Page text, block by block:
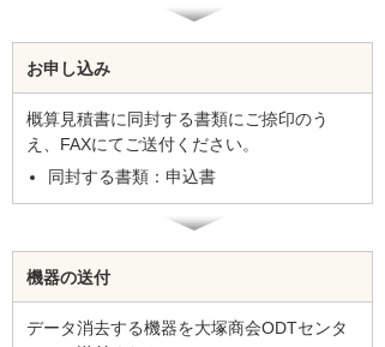
お申し込み
概算見積書に同封する書類にご捺印のう
え、FAXにてご送付ください。
同封する書類：申込書
機器の送付
データ消去する機器を大塚商会ODTセンタ